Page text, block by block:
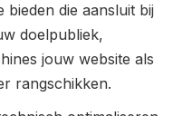
bieden die aansluit bij
doelpubliek,
jouw website als
rangschikken.